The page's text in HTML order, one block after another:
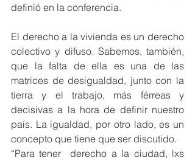
definió en la conferencia.
El derecho a la vivienda es un derecho
colectivo y difuso. Sabemos, también,
que la falta de ella es una de las
matrices de desigualdad, junto con la
tierra y el trabajo, más férreas y
decisivas a la hora de definir nuestro
país. La igualdad, por otro lado, es un
concepto que tiene que ser discutido.
“Para tener  derecho a la ciudad, lxs